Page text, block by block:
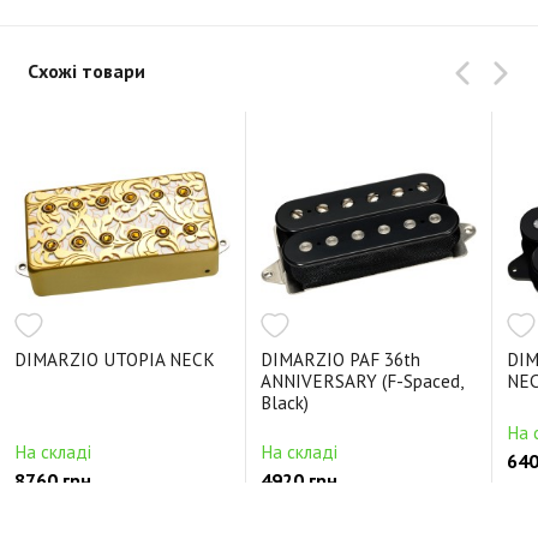
Схожі товари
DIMARZIO UTOPIA NECK
На складі
8760 грн.
DIMARZIO PAF 36th
ANNIVERSARY (F-Spaced,
Black)
На складі
4920 грн.
На